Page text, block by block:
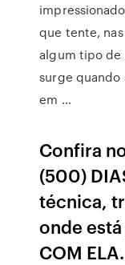
que tente,
algum tipo de
surge quando
em …
Confira
(500)
técnica,
onde
COM ELA.